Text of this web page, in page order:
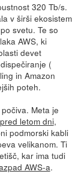
320 Tb/s.
v širši ekosistem
svetu. Te so
AWS, ki
devet
(
in Amazon
poteh.
Meta je
letom dni,
podmorski kabli
velikanom. Ti
kar ima tudi
AWS-a.